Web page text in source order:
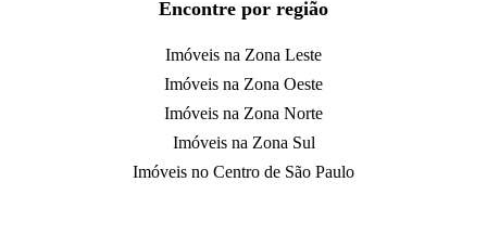
Encontre por região
Imóveis na Zona Leste
Imóveis na Zona Oeste
Imóveis na Zona Norte
Imóveis na Zona Sul
Imóveis no Centro de São Paulo